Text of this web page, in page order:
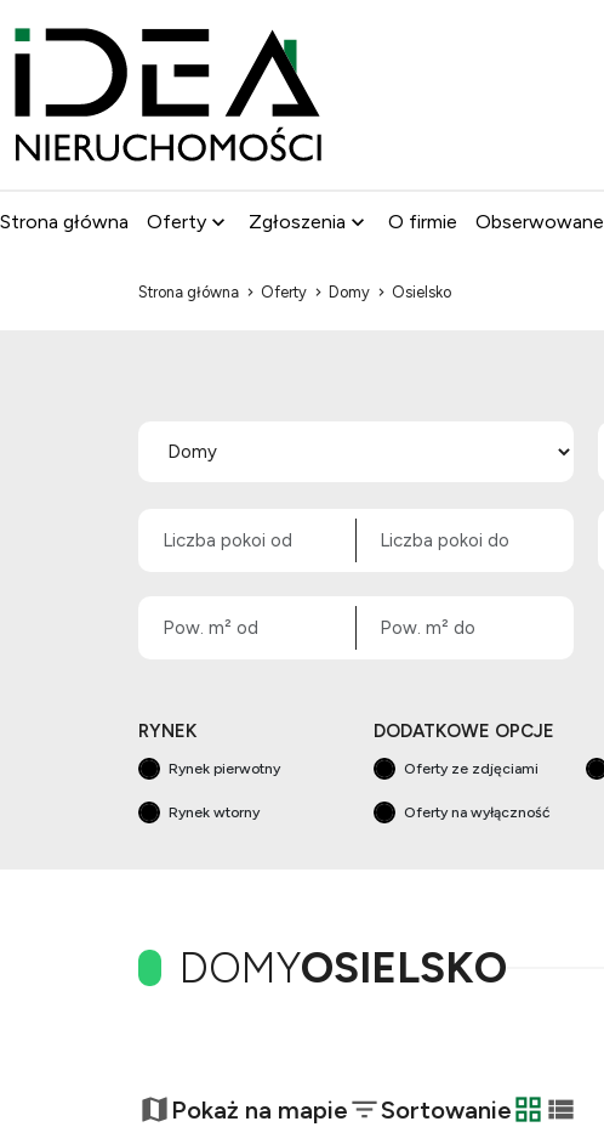
Strona główna Oferty Zgłoszenia O firmie Obserwowane
Strona główna Oferty Domy Osielsko
RYNEK
Rynek pierwotny
Rynek wtorny
DODATKOWE OPCJE
Oferty ze zdjęciami
Oferty na wyłączność
DOMYOSIELSKO
−Pokaż na mapie Sortowanie
tabela